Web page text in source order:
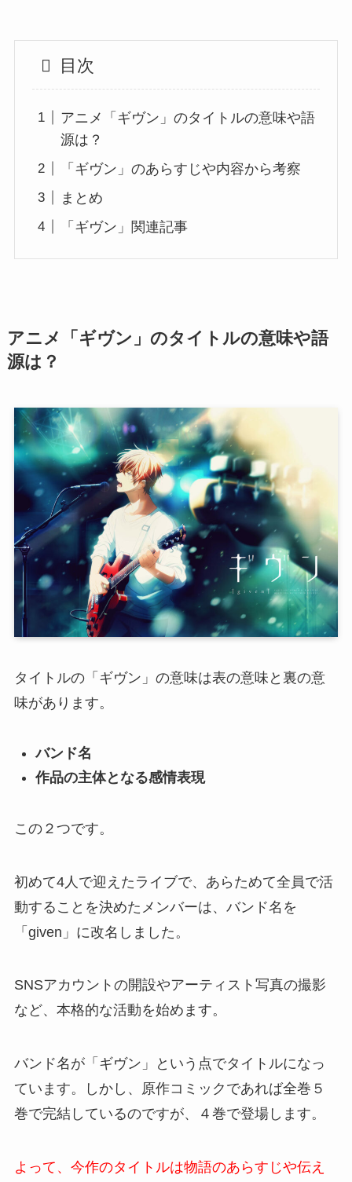
目次
アニメ「ギヴン」のタイトルの意味や語
源は？
「ギヴン」のあらすじや内容から考察
まとめ
「ギヴン」関連記事
アニメ「ギヴン」のタイトルの意味や語
源は？
タイトルの「ギヴン」の意味は表の意味と裏の意
味があります。
バンド名
作品の主体となる感情表現
この２つです。
初めて4人で迎えたライブで、あらためて全員で活
動することを決めたメンバーは、バンド名を
「given」に改名しました。
SNSアカウントの開設やアーティスト写真の撮影
など、本格的な活動を始めます。
バンド名が「ギヴン」という点でタイトルになっ
ています。しかし、原作コミックであれば全巻５
巻で完結しているのですが、４巻で登場します。
よって、今作のタイトルは物語のあらすじや伝え